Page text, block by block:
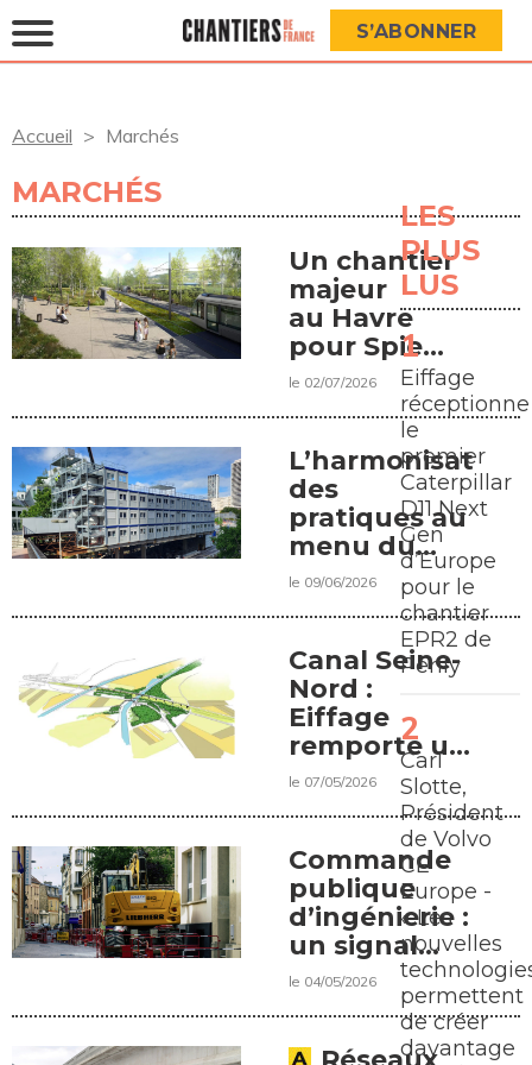
S’ABONNER
Accueil Marchés
MARCHÉS
Un chantier
majeur
au Havre
pour Spie
batignolles
paysage
le 02/07/2026
L’harmonisation
des
pratiques au
menu du
colloque de
le 09/06/2026
Canal Seine-
Nord :
Eiffage
remporte un
marché de
rétablissement
ferroviaire
le 07/05/2026
Commande
publique
d’ingénierie :
un signal
d’alerte
après les
municipales
le 04/05/2026
LES
PLUS
LUS
Eiffage
réceptionne
le
premier
Caterpillar
D11 Next
Gen
d’Europe
pour le
chantier
EPR2 de
Penly
Carl
Slotte,
Président
de Volvo
CE
Europe -
« Les
nouvelles
permettent
de créer
davantage